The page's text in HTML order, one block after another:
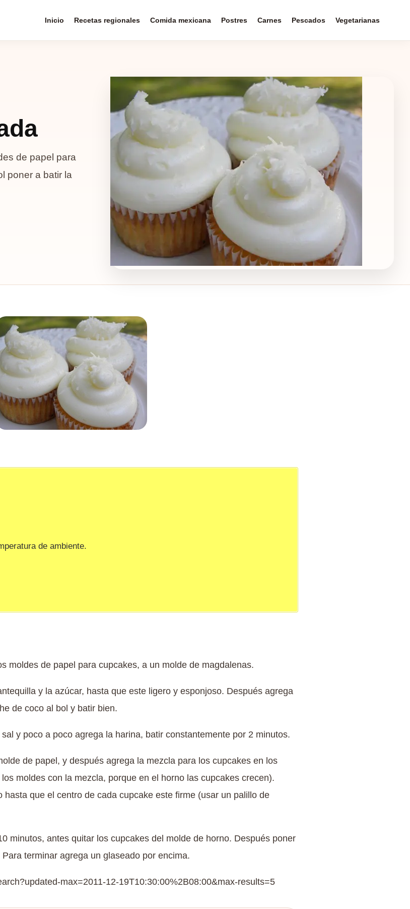
Inicio Recetas regionales Comida mexicana Postres Carnes Pescados Vegetarianas
de papel para
poner a batir la
de ambiente.
moldes de papel para cupcakes, a un molde de magdalenas.
y la azúcar, hasta que este ligero y esponjoso. Después agrega
de coco al bol y batir bien.
y poco a poco agrega la harina, batir constantemente por 2 minutos.
de papel, y después agrega la mezcla para los cupcakes en los
moldes con la mezcla, porque en el horno las cupcakes crecen).
que el centro de cada cupcake este firme (usar un palillo de
minutos, antes quitar los cupcakes del molde de horno. Después poner
terminar agrega un glaseado por encima.
max=2011-12-19T10:30:00%2B08:00&max-results=5